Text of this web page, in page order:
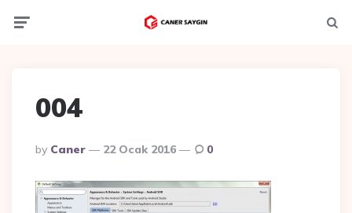
Ara
004
Posted
By
By Caner 22 Ocak 2016 0